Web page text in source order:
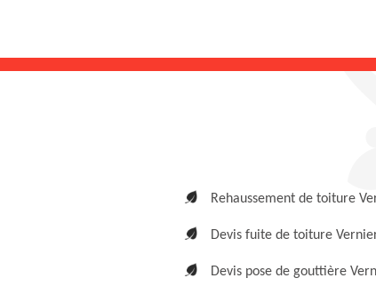
Rehaussement de toiture
Devis fuite de toiture
Devis pose de gouttière